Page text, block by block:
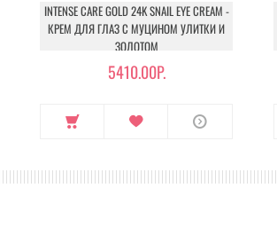
INTENSE CARE GOLD 24K SNAIL EYE CREAM -
КРЕМ ДЛЯ ГЛАЗ С МУЦИНОМ УЛИТКИ И
ЗОЛОТОМ
5410.00Р.